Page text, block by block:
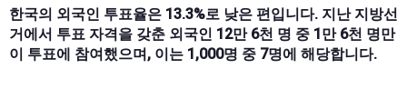
한국의 외국인 투표율은 13.3%로 낮은 편입니다. 지난 지방선
거에서 투표 자격을 갖춘 외국인 12만 6천 명 중 1만 6천 명만
이 투표에 참여했으며, 이는 1,000명 중 7명에 해당합니다.